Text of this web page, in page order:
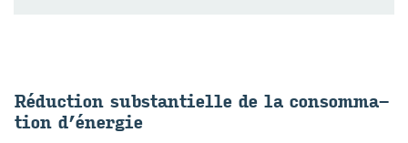
Ré­duc­tion sub­stan­tielle de la consom­ma­
tion d’éner­gie